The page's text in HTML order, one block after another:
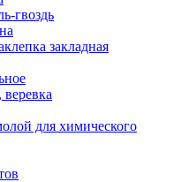
гвоздь
закладная
веревка
для химического